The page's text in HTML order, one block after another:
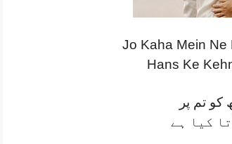
Jo Kaha Mein Ne
Hans Ke
کو تم پر
کیا ہے